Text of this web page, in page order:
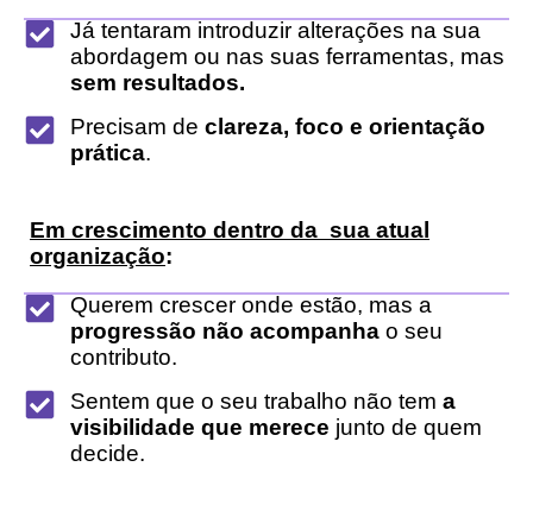
Já tentaram introduzir alterações na sua
abordagem ou nas suas ferramentas, mas
sem resultados.
Precisam de clareza, foco e orientação
prática.
Em crescimento dentro da sua atual
organização:
Querem crescer onde estão, mas a
progressão não acompanhao seu
contributo.
Sentem que o seu trabalho não tem a
visibilidade que merece junto de quem
decide.